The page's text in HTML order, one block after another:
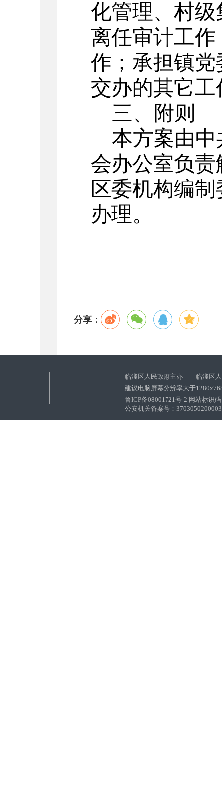
化管理、村
离任审计工作
作；承担镇
交办的其它工
三、附则
本方案由
会办公室负
区委机构编
办理。
分享：
临淄区人民政府主办 临淄区人
建议电脑屏幕分辨率大于
鲁ICP备08001721号-2 网站标识
公安机关备案号：